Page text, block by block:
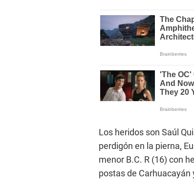
Los heridos son Saúl
perdigón en la pierna,
menor B.C. R (16) con
postas de